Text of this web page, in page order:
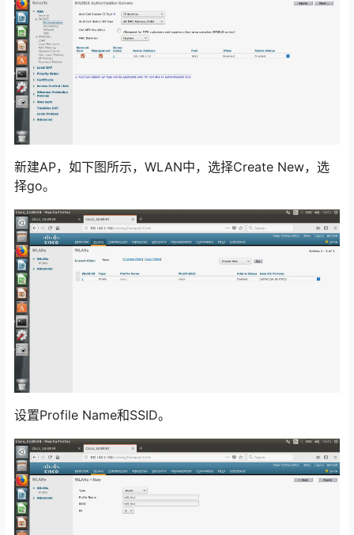
新建AP，如下图所示，WLAN中，选择Create New，选
择go。
设置Profile Name和SSID。